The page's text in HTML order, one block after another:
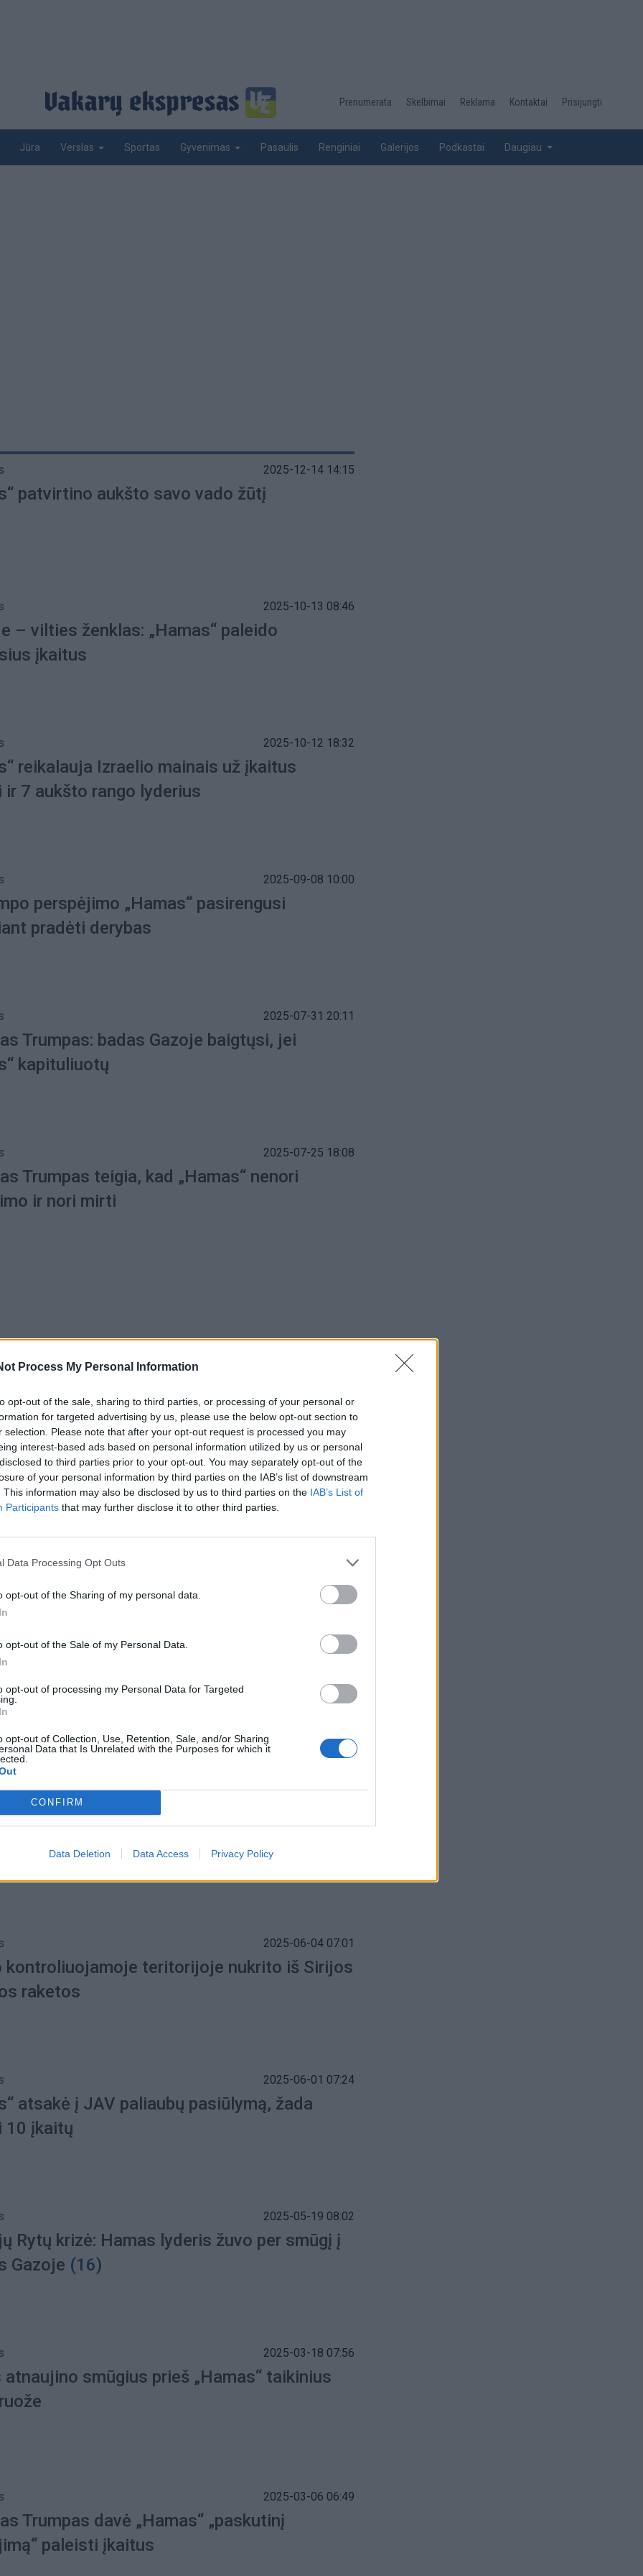
Process My Personal Information
opt-out of the sale, sharing to third parties, or processing of your personal or
for targeted advertising by us, please use the below opt-out section to
selection. Please note that after your opt-out request is processed you may
interest-based ads based on personal information utilized by us or personal
to third parties prior to your opt-out. You may separately opt-out of the
of your personal information by third parties on the IAB’s list of downstream
This information may also be disclosed by us to third parties on the IAB’s List of
Participants that may further disclose it to other third parties.
Data Processing Opt Outs
opt-out of the Sharing of my personal data.
opt-out of the Sale of my Personal Data.
opt-out of processing my Personal Data for Targeted
opt-out of Collection, Use, Retention, Sale, and/or Sharing
Data that Is Unrelated with the Purposes for which it
CONFIRM
Data Deletion Data Access Privacy Policy
Desktop
top
Prenumerata Skelbimai Reklama Kontaktai Prisijungti
Jūra Verslas Sportas Gyvenimas Pasaulis Renginiai Galerijos Podkastai Daugiau
2025-12-14 14:15
patvirtino aukšto savo vado žūtį
2025-10-13 08:46
– vilties ženklas: „Hamas“ paleido
įkaitus
2025-10-12 18:32
reikalauja Izraelio mainais už įkaitus
ir 7 aukšto rango lyderius
2025-09-08 10:00
perspėjimo „Hamas“ pasirengusi
pradėti derybas
2025-07-31 20:11
Trumpas: badas Gazoje baigtųsi, jei
kapituliuotų
2025-07-25 18:08
Trumpas teigia, kad „Hamas“ nenori
ir nori mirti
pasirengusi pradėti derybas dėl paliaubų su
kariuomenė teigia nukovusi Irano „Hamas“
2025-06-04 07:01
kontroliuojamoje teritorijoje nukrito iš Sirijos
raketos
2025-06-01 07:24
atsakė į JAV paliaubų pasiūlymą, žada
10 įkaitų
2025-05-19 08:02
Rytų krizė: Hamas lyderis žuvo per smūgį į
Gazoje (16)
2025-03-18 07:56
atnaujino smūgius prieš „Hamas“ taikinius
2025-03-06 06:49
Trumpas davė „Hamas“ „paskutinį
paleisti įkaitus